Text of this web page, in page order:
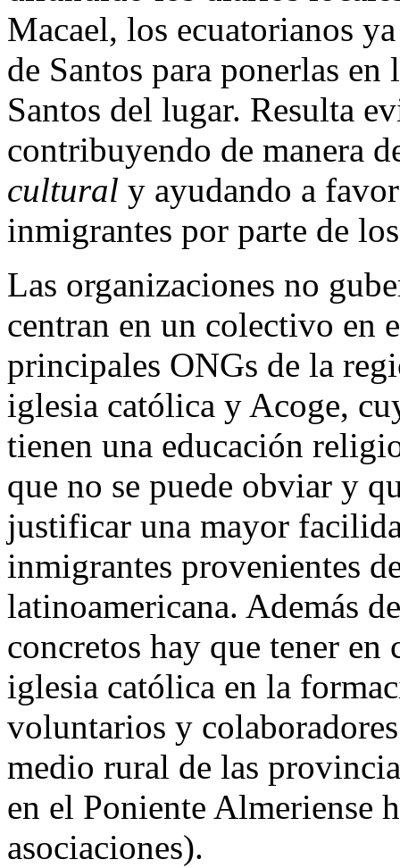
Macael, los ecuatorianos
de Santos para ponerlas
Santos del lugar. Resulta
contribuyendo de manera
cultural y ayudando a
inmigrantes por parte de
Las organizaciones no
centran en un colectivo en
principales ONGs de la
iglesia católica y Acoge,
tienen una educación
que no se puede obviar y
justificar una mayor
inmigrantes provenientes
latinoamericana. Además
concretos hay que tener
iglesia católica en la
voluntarios y
medio rural de las
en el Poniente Almeriense
asociaciones).